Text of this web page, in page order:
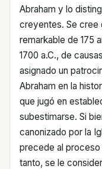
Abraham y lo
creyentes. Se cree
remarkable de 175
1700 a.C., de
asignado un
Abraham en la
que jugó en
subestimarse. Si
canonizado por la
precede al proceso
tanto, se le